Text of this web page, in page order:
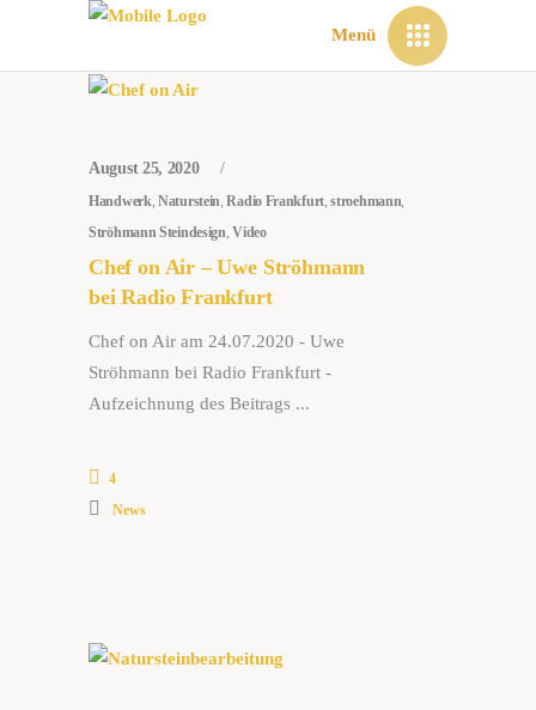
Menü
August 25, 2020
Handwerk ,Naturstein ,Radio Frankfurt,stroehmann
Ströhmann Steindesign ,Video
Chef on Air – Uwe Ströhmann
bei Radio Frankfurt
Chef on Air am 24.07.2020 - Uwe
Ströhmann bei Radio Frankfurt -
Aufzeichnung des Beitrags
4
News